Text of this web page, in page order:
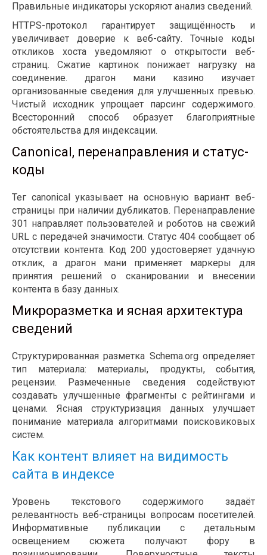
Правильные индикаторы ускоряют анализ сведений.
HTTPS-протокол гарантирует защищённость и
увеличивает доверие к веб-сайту. Точные коды
откликов хоста уведомляют о открытости веб-
страниц. Сжатие картинок понижает нагрузку на
соединение. драгон мани казино изучает
организованные сведения для улучшенных превью.
Чистый исходник упрощает парсинг содержимого.
Всесторонний способ образует благоприятные
обстоятельства для индексации.
Canonical, перенаправления и статус-
коды
Тег canonical указывает на основную вариант веб-
страницы при наличии дубликатов. Перенаправление
301 направляет пользователей и роботов на свежий
URL с передачей значимости. Статус 404 сообщает об
отсутствии контента. Код 200 удостоверяет удачную
отклик, а драгон мани применяет маркеры для
принятия решений о сканировании и внесении
контента в базу данных.
Микроразметка и ясная архитектура
сведений
Структурированная разметка Schema.org определяет
тип материала: материалы, продукты, события,
рецензии. Размеченные сведения содействуют
создавать улучшенные фрагменты с рейтингами и
ценами. Ясная структуризация данных улучшает
понимание материала алгоритмами поисковиковых
систем.
Как контент влияет на видимость
сайта в индексе
Уровень текстового содержимого задаёт
релевантность веб-страницы вопросам посетителей.
Информативные публикации с детальным
освещением сюжета получают фору в